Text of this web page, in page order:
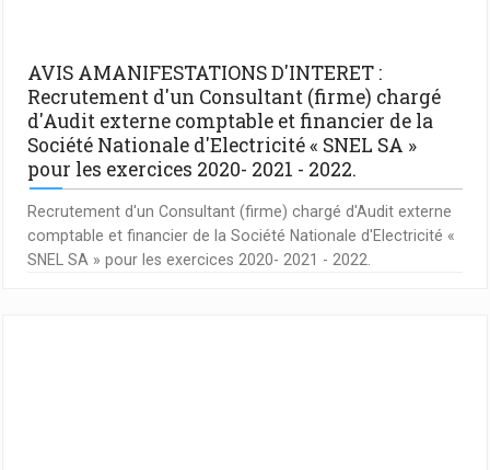
AVIS AMANIFESTATIONS D'INTERET :
Recrutement d'un Consultant (firme) chargé
d'Audit externe comptable et financier de la
Société Nationale d'Electricité « SNEL SA »
pour les exercices 2020- 2021 - 2022.
Recrutement d'un Consultant (firme) chargé d'Audit externe
comptable et financier de la Société Nationale d'Electricité «
SNEL SA » pour les exercices 2020- 2021 - 2022.